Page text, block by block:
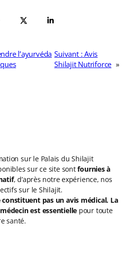
l’ayurvéda Suivant : Avis
Shilajit Nutriforce »
sur le Palais du Shilajit
sur ce site sontfournies à
, d’après notre expérience, nos
sur le Shilajit.
constituent pas un avis médical. La
est essentielle pour toute
santé.